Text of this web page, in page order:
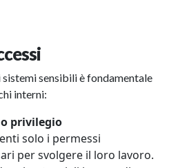
sistemi sensibili è fondamentale
interni:
privilegio
solo i permessi
per svolgere il loro lavoro.